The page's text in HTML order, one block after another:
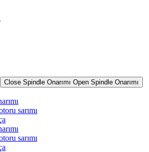
Close Spindle Onarımı Open Spindle Onarımı
sarımı
sarımı